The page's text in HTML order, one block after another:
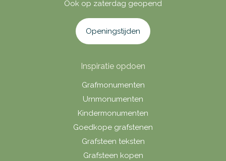
Ook op zaterdag geopend
Openingstijden
Inspiratie opdoen
Grafmonumenten
Urnmonumenten
Kindermonumenten
Goedkope grafstenen
Grafsteen teksten
Grafsteen kopen